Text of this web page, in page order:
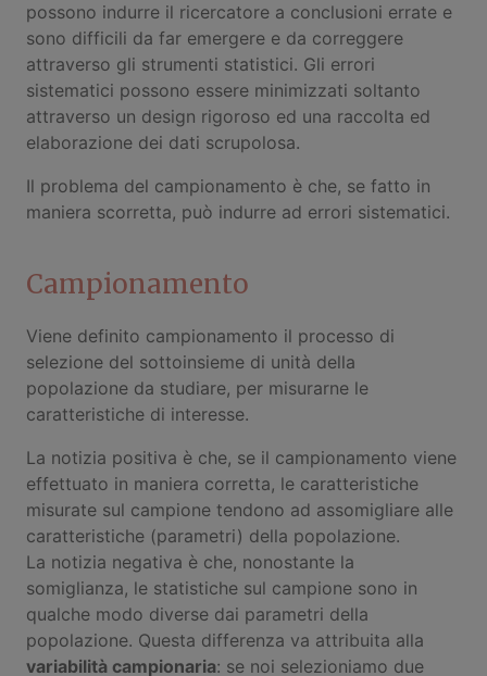
possono indurre il ricercatore a conclusioni errate e
sono difficili da far emergere e da correggere
attraverso gli strumenti statistici. Gli errori
sistematici possono essere minimizzati soltanto
attraverso un design rigoroso ed una raccolta ed
elaborazione dei dati scrupolosa.
Il problema del campionamento è che, se fatto in
maniera scorretta, può indurre ad errori sistematici.
Campionamento
Viene definito campionamento il processo di
selezione del sottoinsieme di unità della
popolazione da studiare, per misurarne le
caratteristiche di interesse.
La notizia positiva è che, se il campionamento viene
effettuato in maniera corretta, le caratteristiche
misurate sul campione tendono ad assomigliare alle
caratteristiche (parametri) della popolazione.
La notizia negativa è che, nonostante la
somiglianza, le statistiche sul campione sono in
qualche modo diverse dai parametri della
popolazione. Questa differenza va attribuita alla
variabilità campionaria: se noi selezioniamo due